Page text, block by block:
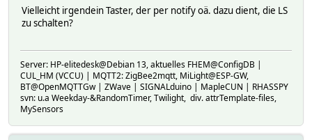
Vielleicht irgendein Taster, der per notify oä. dazu dient, die LS
zu schalten?
Server: HP-elitedesk@Debian 13, aktuelles FHEM@ConfigDB |
CUL_HM (VCCU) | MQTT2: ZigBee2mqtt, MiLight@ESP-GW,
BT@OpenMQTTGw | ZWave | SIGNALduino | MapleCUN | RHASSPY
svn: u.a Weekday-&RandomTimer, Twilight, div. attrTemplate-files,
MySensors